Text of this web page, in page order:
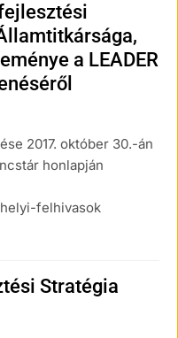
a LEADER
2017. október 30.-án
honlapján
felhivasok
Stratégia